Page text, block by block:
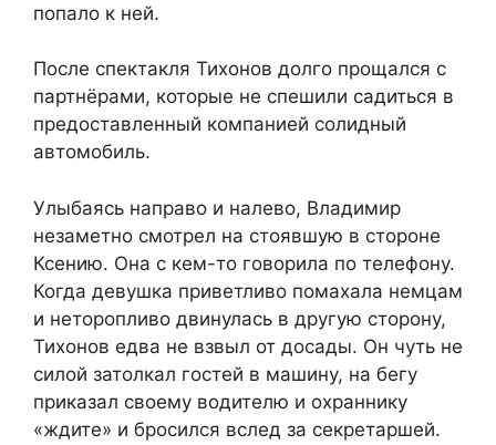
попало к ней.
После спектакля Тихонов долго прощался с
партнёрами, которые не спешили садиться в
предоставленный компанией солидный
автомобиль.
Улыбаясь направо и налево, Владимир
незаметно смотрел на стоявшую в стороне
Ксению. Она с кем-то говорила по телефону.
Когда девушка приветливо помахала немцам
и неторопливо двинулась в другую сторону,
Тихонов едва не взвыл от досады. Он чуть не
силой затолкал гостей в машину, на бегу
приказал своему водителю и охраннику
«ждите» и бросился вслед за секретаршей.